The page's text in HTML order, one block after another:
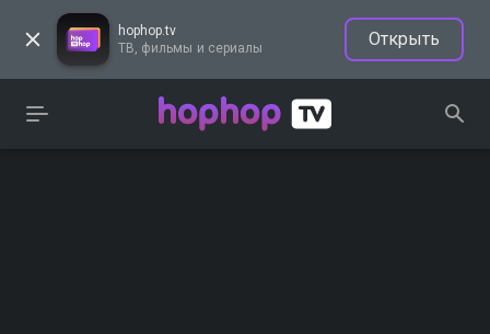
hophop.tv
ТВ, фильмы и сериалы
Открыть